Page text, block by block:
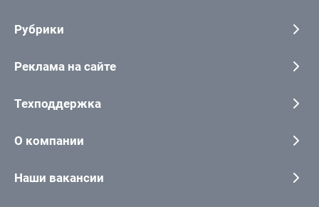
Рубрики
Реклама на сайте
Техподдержка
О компании
Наши вакансии